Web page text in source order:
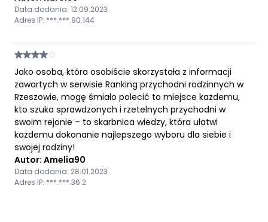
Data dodania: 12.09.2023
Adres IP: ***.***.90.144
Jako osoba, która osobiście skorzystała z informacji
zawartych w serwisie Ranking przychodni rodzinnych w
Rzeszowie, mogę śmiało polecić to miejsce każdemu,
kto szuka sprawdzonych i rzetelnych przychodni w
swoim rejonie – to skarbnica wiedzy, która ułatwi
każdemu dokonanie najlepszego wyboru dla siebie i
swojej rodziny!
Autor: Amelia90
Data dodania: 28.01.2023
Adres IP: ***.***.36.2